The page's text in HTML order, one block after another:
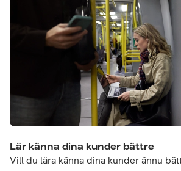
Lär känna dina kunder bättre
Vill du lära känna dina kunder ännu